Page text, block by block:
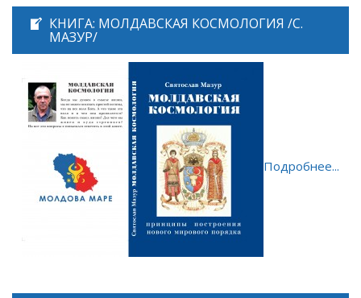
КНИГА: МОЛДАВСКАЯ КОСМОЛОГИЯ /С.
МАЗУР/
Подробнее...